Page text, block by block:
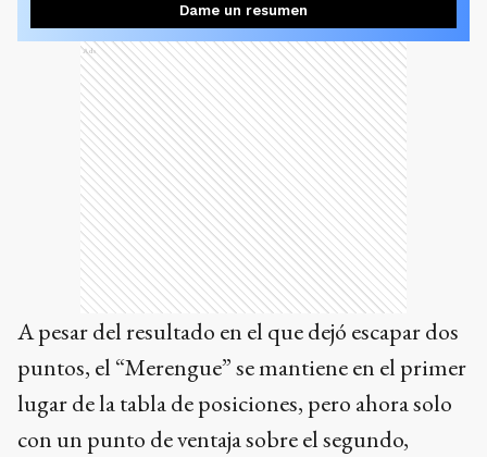
Dame un resumen
Ads
A pesar del resultado en el que dejó escapar dos
puntos, el “Merengue” se mantiene en el primer
lugar de la tabla de posiciones, pero ahora solo
con un punto de ventaja sobre el segundo,